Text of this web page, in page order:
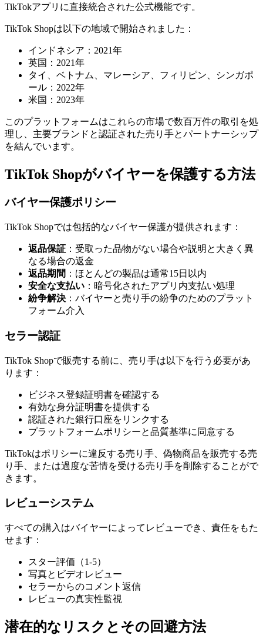
TikTokアプリに直接統合された公式機能です。
TikTok Shopは以下の地域で開始されました：
インドネシア：2021年
英国：2021年
タイ、ベトナム、マレーシア、フィリピン、シンガポ
ール：2022年
米国：2023年
このプラットフォームはこれらの市場で数百万件の取引を処
理し、主要ブランドと認証された売り手とパートナーシップ
を結んでいます。
TikTok Shopがバイヤーを保護する方法
バイヤー保護ポリシー
TikTok Shopでは包括的なバイヤー保護が提供されます：
返品保証 ：受取った品物がない場合や説明と大きく異
なる場合の返金
返品期間 ：ほとんどの製品は通常15日以内
安全な支払い ：暗号化されたアプリ内支払い処理
紛争解決 ：バイヤーと売り手の紛争のためのプラット
フォーム介入
セラー認証
TikTok Shopで販売する前に、売り手は以下を行う必要があ
ります：
ビジネス登録証明書を確認する
有効な身分証明書を提供する
認証された銀行口座をリンクする
プラットフォームポリシーと品質基準に同意する
TikTokはポリシーに違反する売り手、偽物商品を販売する売
り手、または過度な苦情を受ける売り手を削除することがで
きます。
レビューシステム
すべての購入はバイヤーによってレビューでき、責任をもた
せます：
スター評価（1-5）
写真とビデオレビュー
セラーからのコメント返信
レビューの真実性監視
潜在的なリスクとその回避方法